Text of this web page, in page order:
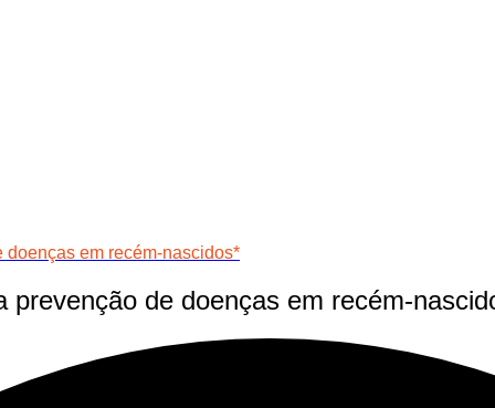
em recém-nascidos*
de doenças em recém-